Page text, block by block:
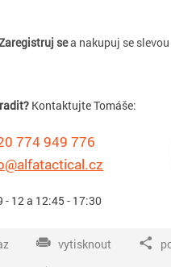
sea nakupuj se slevou
Kontaktujte Tomáše:
774 949 776
- 12 a 12:45 - 17:30
vytisknout